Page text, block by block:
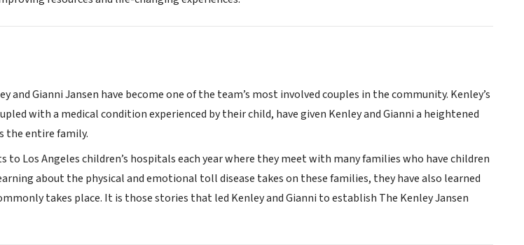
and Gianni Jansen have become one of the team’s most involved couples in the community. Kenley’s
with a medical condition experienced by their child, have given Kenley and Gianni a heightened
the entire family.
to Los Angeles children’s hospitals each year where they meet with many families who have children
about the physical and emotional toll disease takes on these families, they have also learned
takes place. It is those stories that led Kenley and Gianni to establish The Kenley Jansen